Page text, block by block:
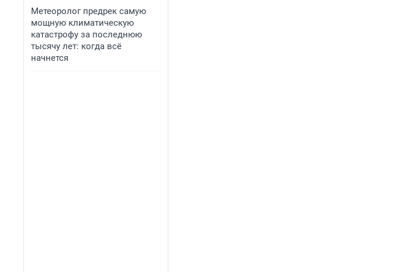
Метеоролог предрек самую
мощную климатическую
катастрофу за последнюю
тысячу лет: когда всё
начнется